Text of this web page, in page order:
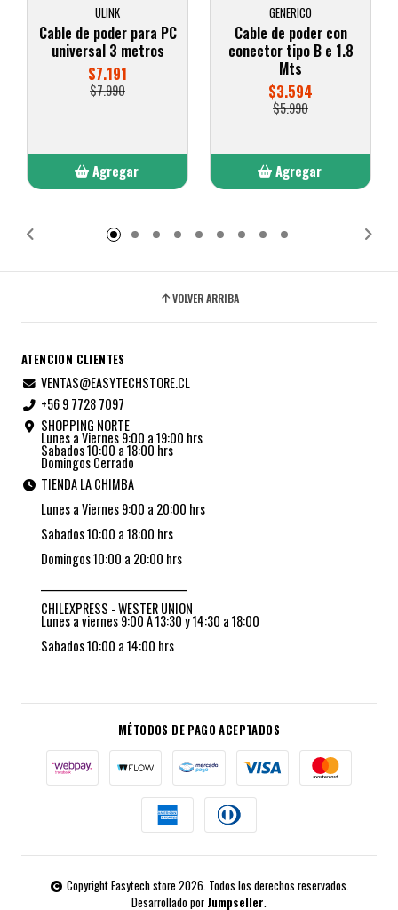
ULINK
Cable de poder para PC
universal 3 metros
$7.191
$7.990
Agregar
GENERICO
Cable de poder con
conector tipo B e 1.8
Mts
$3.594
$5.990
Agregar
VOLVER ARRIBA
ATENCION CLIENTES
VENTAS@EASYTECHSTORE.CL
+56 9 7728 7097
SHOPPING NORTE
Lunes a Viernes 9:00 a 19:00 hrs
Sabados 10:00 a 18:00 hrs
Domingos Cerrado
TIENDA LA CHIMBA
Lunes a Viernes 9:00 a 20:00 hrs
Sabados 10:00 a 18:00 hrs
Domingos 10:00 a 20:00 hrs
CHILEXPRESS - WESTER UNION
Lunes a viernes 9:00 A 13:30 y 14:30 a 18:00
Sabados 10:00 a 14:00 hrs
MÉTODOS DE PAGO ACEPTADOS
Copyright Easytech store 2026. Todos los derechos reservados.
Desarrollado por Jumpseller.